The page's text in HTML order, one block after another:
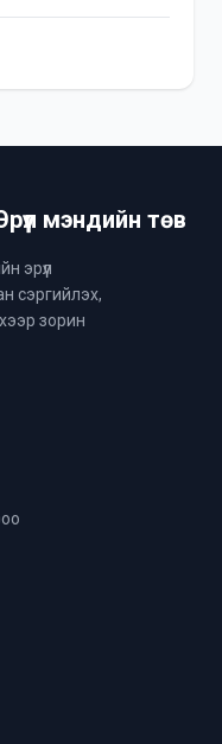
мэндийн төв
эрүүл
сэргийлэх,
зорин